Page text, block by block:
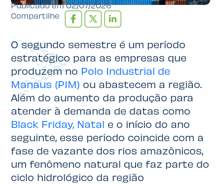
Publicado em 02/07/2026
Compartilhe
O segundo semestre é um período
estratégico para as empresas que
produzem no Polo Industrial de
Manaus (PIM) ou abastecem a região.
Além do aumento da produção para
atender à demanda de datas como
Black Friday, Natal e o início do ano
seguinte, esse período coincide com a
fase de vazante dos rios amazônicos,
um fenômeno natural que faz parte do
ciclo hidrológico da região